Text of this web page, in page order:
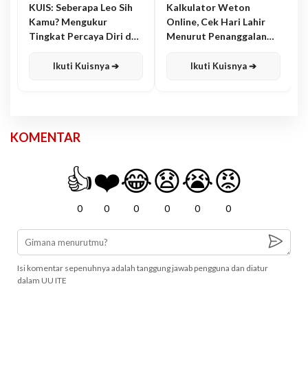
KUIS: Seberapa Leo Sih
Kamu? Mengukur
Tingkat Percaya Diri dan
Ikuti Kuisnya ➔
Kalkulator Weton
Online, Cek Hari Lahir
Menurut Penanggalan
Ikuti Kuisnya ➔
KOMENTAR
👍
0
❤️
0
😂
0
😧
0
😭
0
😡
0
Isi komentar sepenuhnya adalah tanggung jawab pengguna dan diatur
dalam UU ITE